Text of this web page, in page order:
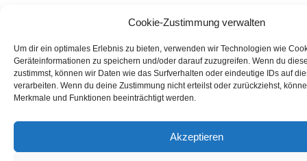
Cookie-Zustimmung verwalten
Um dir ein optimales Erlebnis zu bieten, verwenden wir Technologien wie
Geräteinformationen zu speichern und/oder darauf zuzugreifen. Wenn du
zustimmst, können wir Daten wie das Surfverhalten oder eindeutige IDs auf
verarbeiten. Wenn du deine Zustimmung nicht erteilst oder zurückziehst,
Merkmale und Funktionen beeinträchtigt werden.
Akzeptieren